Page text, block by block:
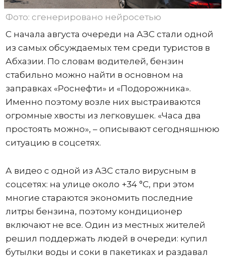
Фото: сгенерировано нейросетью
С начала августа очереди на АЗС стали одной
из самых обсуждаемых тем среди туристов в
Абхазии. По словам водителей, бензин
стабильно можно найти в основном на
заправках «Роснефти» и «Подорожника».
Именно поэтому возле них выстраиваются
огромные хвосты из легковушек. «Часа два
простоять можно», – описывают сегодняшнюю
ситуацию в соцсетях.
А видео с одной из АЗС стало вирусным в
соцсетях: на улице около +34 °C, при этом
многие стараются экономить последние
литры бензина, поэтому кондиционер
включают не все. Один из местных жителей
решил поддержать людей в очереди: купил
бутылки воды и соки в пакетиках и раздавал